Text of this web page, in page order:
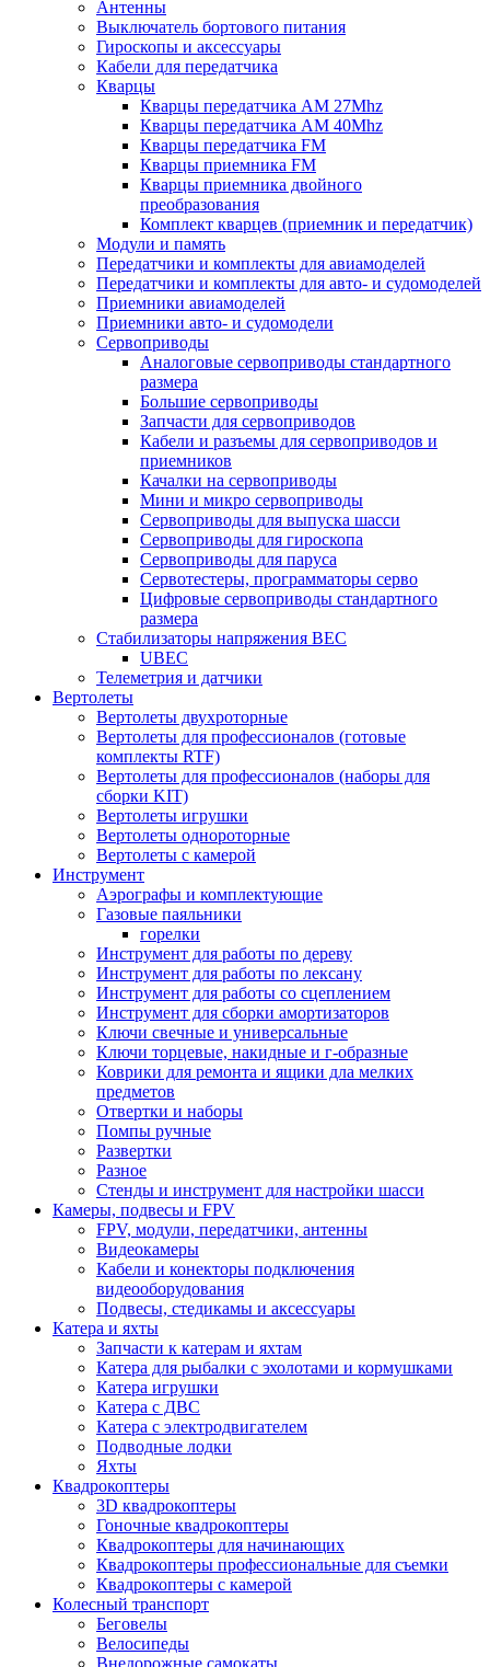
Антенны
Выключатель бортового питания
Гироскопы и аксессуары
Кабели для передатчика
Кварцы
Кварцы передатчика AM 27Mhz
Кварцы передатчика AM 40Mhz
Кварцы передатчика FM
Кварцы приемника FM
Кварцы приемника двойного
преобразования
Комплект кварцев (приемник и передатчик)
Модули и память
Передатчики и комплекты для авиамоделей
Передатчики и комплекты для авто- и судомоделей
Приемники авиамоделей
Приемники авто- и судомодели
Сервоприводы
Аналоговые сервоприводы стандартного
размера
Большие сервоприводы
Запчасти для сервоприводов
Кабели и разъемы для сервоприводов и
приемников
Качалки на сервоприводы
Мини и микро сервоприводы
Сервоприводы для выпуска шасси
Сервоприводы для гироскопа
Сервоприводы для паруса
Сервотестеры, программаторы серво
Цифровые сервоприводы стандартного
размера
Стабилизаторы напряжения BEC
UBEC
Телеметрия и датчики
Вертолеты
Вертолеты двухроторные
Вертолеты для профессионалов (готовые
комплекты RTF)
Вертолеты для профессионалов (наборы для
сборки KIT)
Вертолеты игрушки
Вертолеты однороторные
Вертолеты с камерой
Инструмент
Аэрографы и комплектующие
Газовые паяльники
горелки
Инструмент для работы по дереву
Инструмент для работы по лексану
Инструмент для работы со сцеплением
Инструмент для сборки амортизаторов
Ключи свечные и универсальные
Ключи торцевые, накидные и г-образные
Коврики для ремонта и ящики дла мелких
предметов
Отвертки и наборы
Помпы ручные
Развертки
Разное
Стенды и инструмент для настройки шасси
Камеры, подвесы и FPV
FPV, модули, передатчики, антенны
Видеокамеры
Кабели и конекторы подключения
видеооборудования
Подвесы, стедикамы и аксессуары
Катера и яхты
Запчасти к катерам и яхтам
Катера для рыбалки с эхолотами и кормушками
Катера игрушки
Катера с ДВС
Катера с электродвигателем
Подводные лодки
Яхты
Квадрокоптеры
3D квадрокоптеры
Гоночные квадрокоптеры
Квадрокоптеры для начинающих
Квадрокоптеры профессиональные для съемки
Квадрокоптеры с камерой
Колесный транспорт
Беговелы
Велосипеды
Внедорожные самокаты